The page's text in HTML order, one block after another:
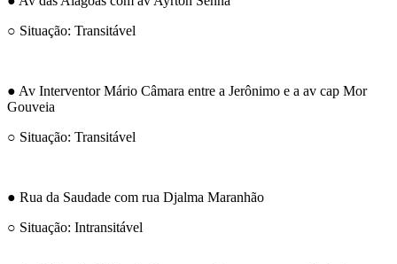
○ Situação: Transitável
● Av Interventor Mário Câmara entre a Jerônimo e a av cap Mor
Gouveia
○ Situação: Transitável
● Rua da Saudade com rua Djalma Maranhão
○ Situação: Intransitável